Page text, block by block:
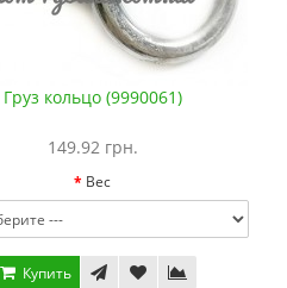
Груз кольцо (9990061)
149.92 грн.
Вес
Купить